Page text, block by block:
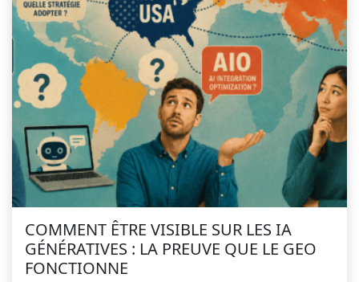
COMMENT ÊTRE VISIBLE SUR LES IA
GÉNÉRATIVES : LA PREUVE QUE LE GEO
FONCTIONNE